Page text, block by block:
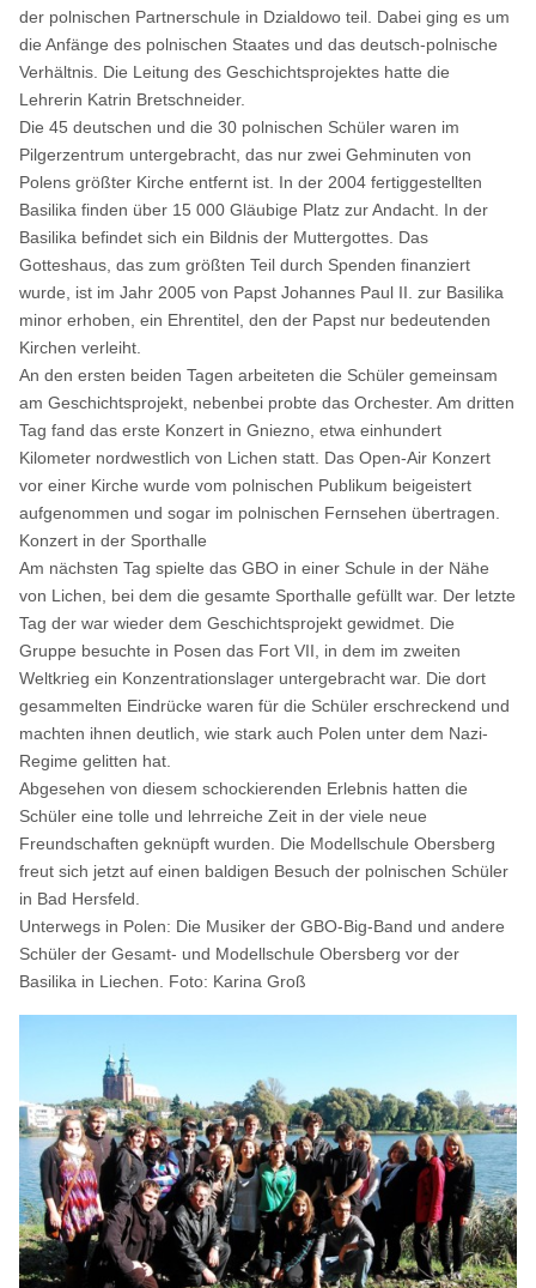
der polnischen Partnerschule in Dzialdowo teil. Dabei ging es um
die Anfänge des polnischen Staates und das deutsch-polnische
Verhältnis. Die Leitung des Geschichtsprojektes hatte die
Lehrerin Katrin Bretschneider.
Die 45 deutschen und die 30 polnischen Schüler waren im
Pilgerzentrum untergebracht, das nur zwei Gehminuten von
Polens größter Kirche entfernt ist. In der 2004 fertiggestellten
Basilika finden über 15 000 Gläubige Platz zur Andacht. In der
Basilika befindet sich ein Bildnis der Muttergottes. Das
Gotteshaus, das zum größten Teil durch Spenden finanziert
wurde, ist im Jahr 2005 von Papst Johannes Paul II. zur Basilika
minor erhoben, ein Ehrentitel, den der Papst nur bedeutenden
Kirchen verleiht.
An den ersten beiden Tagen arbeiteten die Schüler gemeinsam
am Geschichtsprojekt, nebenbei probte das Orchester. Am dritten
Tag fand das erste Konzert in Gniezno, etwa einhundert
Kilometer nordwestlich von Lichen statt. Das Open-Air Konzert
vor einer Kirche wurde vom polnischen Publikum beigeistert
aufgenommen und sogar im polnischen Fernsehen übertragen.
Konzert in der Sporthalle
Am nächsten Tag spielte das GBO in einer Schule in der Nähe
von Lichen, bei dem die gesamte Sporthalle gefüllt war. Der letzte
Tag der war wieder dem Geschichtsprojekt gewidmet. Die
Gruppe besuchte in Posen das Fort VII, in dem im zweiten
Weltkrieg ein Konzentrationslager untergebracht war. Die dort
gesammelten Eindrücke waren für die Schüler erschreckend und
machten ihnen deutlich, wie stark auch Polen unter dem Nazi-
Regime gelitten hat.
Abgesehen von diesem schockierenden Erlebnis hatten die
Schüler eine tolle und lehrreiche Zeit in der viele neue
Freundschaften geknüpft wurden. Die Modellschule Obersberg
freut sich jetzt auf einen baldigen Besuch der polnischen Schüler
in Bad Hersfeld.
Unterwegs in Polen: Die Musiker der GBO-Big-Band und andere
Schüler der Gesamt- und Modellschule Obersberg vor der
Basilika in Liechen. Foto: Karina Groß